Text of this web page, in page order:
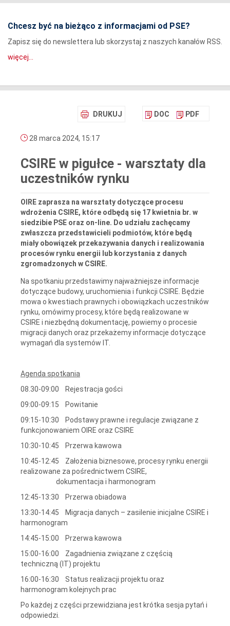
Chcesz być na bieżąco z informacjami od PSE?
Zapisz się do newslettera lub skorzystaj z naszych kanałów RSS.
więcej...
DRUKUJ DOC PDF
28 marca 2024, 15:17
CSIRE w pigułce - warsztaty dla
uczestników rynku
OIRE zaprasza na warsztaty dotyczące procesu
wdrożenia CSIRE, które odbędą się 17 kwietnia br. w
siedzibie PSE oraz on-line. Do udziału zachęcamy
zwłaszcza przedstawicieli podmiotów, które będą
miały obowiązek przekazywania danych i realizowania
procesów rynku energii lub korzystania z danych
zgromadzonych w CSIRE.
Na spotkaniu przedstawimy najważniejsze informacje
dotyczące budowy, uruchomienia i funkcji CSIRE. Będzie
mowa o kwestiach prawnych i obowiązkach uczestników
rynku, omówimy procesy, które będą realizowane w
CSIRE i niezbędną dokumentację, powiemy o procesie
migracji danych oraz przekażemy informacje dotyczące
wymagań dla systemów IT.
Agenda spotkania
08.30-09:00 Rejestracja gości
09:00-09:15 Powitanie
09:15-10:30 Podstawy prawne i regulacje związane z
funkcjonowaniem OIRE oraz CSIRE
10:30-10:45 Przerwa kawowa
10:45-12:45 Założenia biznesowe, procesy rynku energii
realizowane za pośrednictwem CSIRE,
dokumentacja i harmonogram
12:45-13:30 Przerwa obiadowa
13:30-14:45 Migracja danych – zasilenie inicjalne CSIRE i
harmonogram
14:45-15:00 Przerwa kawowa
15:00-16:00 Zagadnienia związane z częścią
techniczną (IT) projektu
16:00-16:30 Status realizacji projektu oraz
harmonogram kolejnych prac
Po każdej z części przewidziana jest krótka sesja pytań i
odpowiedzi.